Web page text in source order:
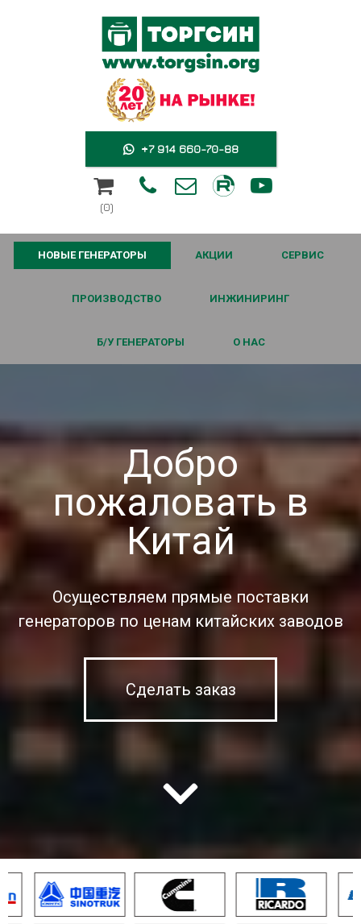
 +7 914 660-70-88

(0)
  
НОВЫЕ ГЕНЕРАТОРЫ АКЦИИ СЕРВИС
ПРОИЗВОДСТВО ИНЖИНИРИНГ
Б/У ГЕНЕРАТОРЫ О НАС
Добро
пожаловать в
Китай
Осуществляем прямые поставки
генераторов по ценам китайских заводов
Сделать заказ